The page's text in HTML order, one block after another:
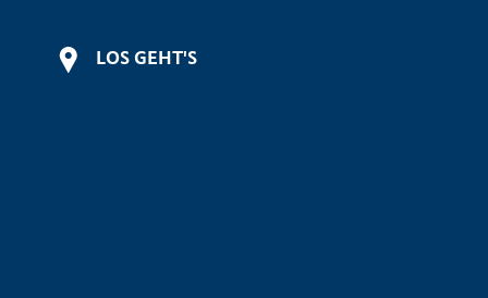
LOS GEHT'S